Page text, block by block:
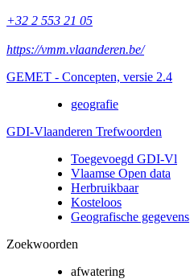
+32 2 553 21 05
https://vmm.vlaanderen.be/
GEMET - Concepten, versie 2.4
geografie
GDI-Vlaanderen Trefwoorden
Toegevoegd GDI-Vl
Vlaamse Open data
Herbruikbaar
Kosteloos
Geografische gegevens
Zoekwoorden
afwatering